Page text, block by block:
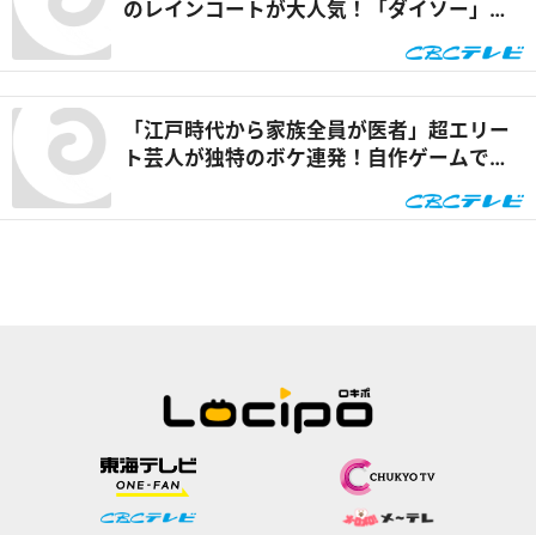
のレインコートが大人気！「ダイソー」で
「江戸時代から家族全員が医者」超エリー
ト芸人が独特のボケ連発！自作ゲームで三